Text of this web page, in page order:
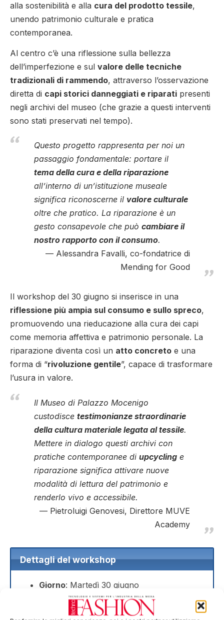
alla sostenibilità e alla cura del prodotto tessile,
unendo patrimonio culturale e pratica
contemporanea.
Al centro c’è una riflessione sulla bellezza
dell’imperfezione e sul valore delle tecniche
tradizionali di rammendo, attraverso l’osservazione
diretta di capi storici danneggiati e riparati presenti
negli archivi del museo (che grazie a questi interventi
sono stati preservati nel tempo).
Questo progetto rappresenta per noi un
passaggio fondamentale: portare il
tema della cura e della riparazione
all’interno di un’istituzione museale
significa riconoscerne il valore culturale
oltre che pratico. La riparazione è un
gesto consapevole che può cambiare il
nostro rapporto con il consumo.
Alessandra Favalli, co-fondatrice di
Mending for Good
Il workshop del 30 giugno si inserisce in una
riflessione più ampia sul consumo e sullo spreco,
promuovendo una rieducazione alla cura dei capi
come memoria affettiva e patrimonio personale. La
riparazione diventa così un atto concreto e una
forma di “rivoluzione gentile”, capace di trasformare
l’usura in valore.
Il Museo di Palazzo Mocenigo
custodisce testimonianze straordinarie
della cultura materiale legata al tessile.
Mettere in dialogo questi archivi con
pratiche contemporanee di upcycling e
riparazione significa attivare nuove
modalità di lettura del patrimonio e
renderlo vivo e accessibile.
Pietroluigi Genovesi, Direttore MUVE
Academy
Dettagli del workshop
Giorno: Martedì 30 giugno
: 9.00 – 12.00 / 13.00 – 18.00
: Museo di Palazzo Mocenigo, C. del